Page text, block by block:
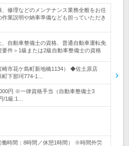
、修理などのメンテナンス業務全般をお任
業説明や納車準備なども担っていただき
、自動車整備士の資格、普通自動車運転免
件＞1級または2級自動車整備士の資格
市花ケ島町新地橋1134） ◆佐土原店
町下那珂774‐1…
円 ※一律資格手当（自動車整備士3
/1級:1…
働時間：8時間／休憩1時間） ※時間外労